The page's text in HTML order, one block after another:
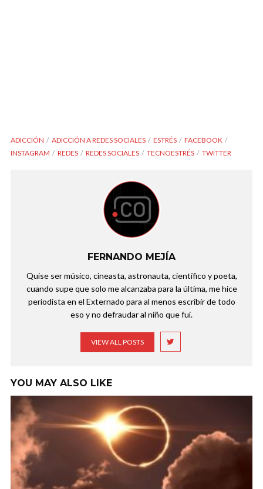
ADICCIÓN ADICCIÓN A REDES SOCIALES ESTRÉS
FACEBOOK
INSTAGRAM
REDES REDES SOCIALES TECNOESTRÉS TWITTER
FERNANDO MEJÍA
Quise ser músico, cineasta, astronauta, científico y poeta,
cuando supe que solo me alcanzaba para la última, me hice
periodista en el Externado para al menos escribir de todo
eso y no defraudar al niño que fui.
VIEW ALL POSTS
YOU MAY ALSO LIKE